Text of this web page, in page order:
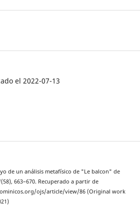
el 2022-07-13
de un análisis metafísico de "Le balcon" de
(58), 663–670. Recuperado a partir de
ojs/article/view/86 (Original work